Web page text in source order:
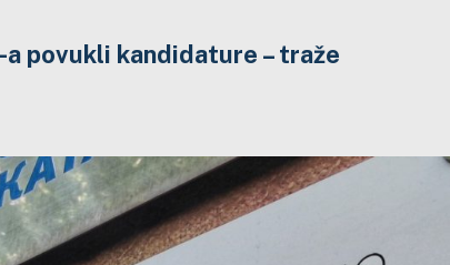
povukli kandidature – traže